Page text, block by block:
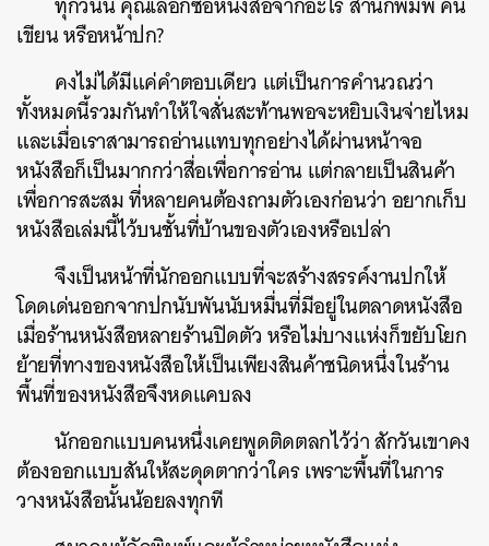
เขียน หรือหน้าปก?
คงไม่ได้มีแค่คำตอบเดียว แต่เป็นการคำนวณว่า
ทั้งหมดนี้รวมกันทำให้ใจสั่นสะท้านพอจะหยิบเงินจ่ายไหม
และเมื่อเราสามารถอ่านแทบทุกอย่างได้ผ่านหน้าจอ
หนังสือก็เป็นมากกว่าสื่อเพื่อการอ่าน แต่กลายเป็นสินค้า
เพื่อการสะสม ที่หลายคนต้องถามตัวเองก่อนว่า อยากเก็บ
หนังสือเล่มนี้ไว้บนชั้นที่บ้านของตัวเองหรือเปล่า
จึงเป็นหน้าที่นักออกแบบที่จะสร้างสรรค์งานปกให้
โดดเด่นออกจากปกนับพันนับหมื่นที่มีอยู่ในตลาดหนังสือ
เมื่อร้านหนังสือหลายร้านปิดตัว หรือไม่บางแห่งก็ขยับโยก
ย้ายที่ทางของหนังสือให้เป็นเพียงสินค้าชนิดหนึ่งในร้าน
พื้นที่ของหนังสือจึงหดแคบลง
นักออกแบบคนหนึ่งเคยพูดติดตลกไว้ว่า สักวันเขาคง
ต้องออกแบบสันให้สะดุดตากว่าใคร เพราะพื้นที่ในการ
วางหนังสือนั้นน้อยลงทุกที